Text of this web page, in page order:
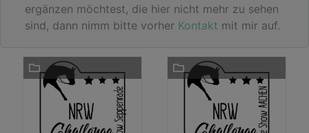
ergänzen möchtest, die hier nicht mehr zu sehen
sind, dann nimm bitte vorher Kontakt mit mir auf.